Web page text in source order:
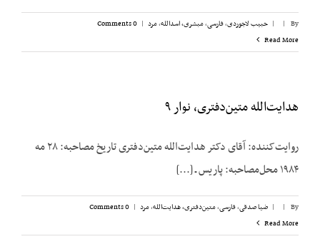
By
|
| حبیب لاجوردی,فارسی,مبشری، اسدالله,مرد |
0 Comments
Read More
هدایت‌الله متین‌دفتری، نوار ۹
روایت‌کننده: آقای دکتر هدایت‌الله متین‌دفتری تاریخ مصاحبه: ۲۸ مه
۱۹۸۴ محل‌مصاحبه: پاریس ـ [...]
By
|
| ضیا صدقی,فارسی,متین‌دفتری، هدایت‌الله,مرد |
0 Comments
Read More